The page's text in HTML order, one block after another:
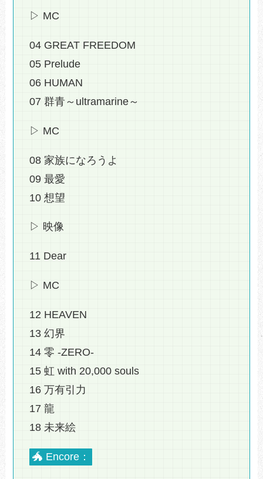
▷ MC
04 GREAT FREEDOM
05 Prelude
06 HUMAN
07 群青～ultramarine～
▷ MC
08 家族になろうよ
09 最愛
10 想望
▷ 映像
11 Dear
▷ MC
12 HEAVEN
13 幻界
14 零 -ZERO-
15 虹 with 20,000 souls
16 万有引力
17 龍
18 未来絵
🐲 Encore：